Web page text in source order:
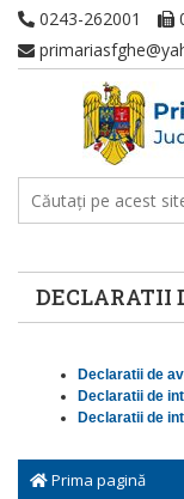
0243-262001
DECLARATII
Prima pagină
Declaratii de
Declaratii de
Declaratii de